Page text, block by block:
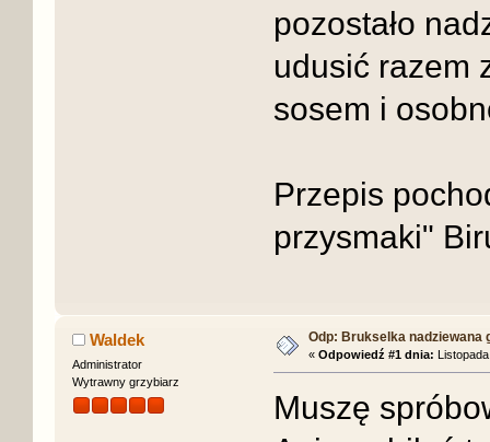
pozostało
udusić razem
sosem i
Przepis
przysmaki"
Waldek
Administrator
Wytrawny grzybiarz
Odp: Brukselka nadziewana
« Odpowiedź #1 dnia:
Muszę